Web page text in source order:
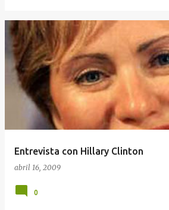
Entrevista con Hillary Clinton
abril 16, 2009
0